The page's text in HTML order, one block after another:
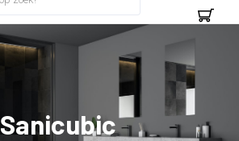
Sanicubic